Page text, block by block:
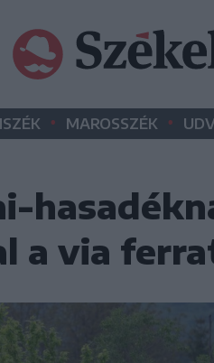
• MAROSSZÉK •
a via